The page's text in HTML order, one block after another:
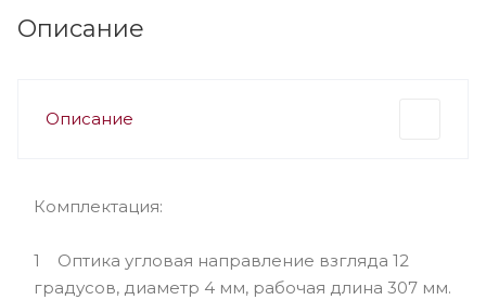
Описание
Описание
Комплектация:
1 Оптика угловая направление взгляда 12
градусов, диаметр 4 мм, рабочая длина 307 мм.